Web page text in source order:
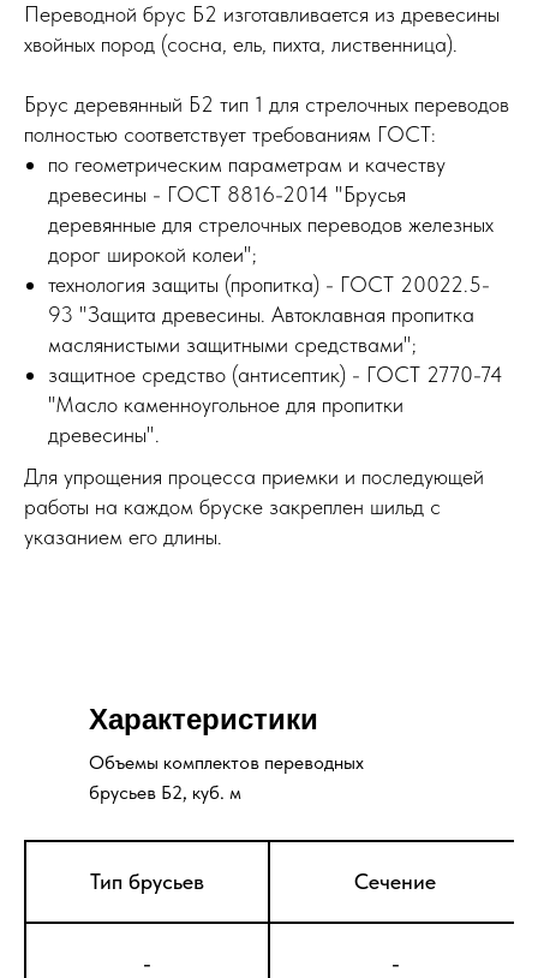
Переводной брус Б2 изготавливается из древесины
хвойных пород (сосна, ель, пихта, лиственница).
Брус деревянный Б2 тип 1 для стрелочных переводов
полностью соответствует требованиям ГОСТ:
по геометрическим параметрам и качеству
древесины - ГОСТ 8816-2014 "Брусья
деревянные для стрелочных переводов железных
дорог широкой колеи";
технология защиты (пропитка) - ГОСТ 20022.5-
93 "Защита древесины. Автоклавная пропитка
маслянистыми защитными средствами";
защитное средство (антисептик) - ГОСТ 2770-74
"Масло каменноугольное для пропитки
древесины".
Для упрощения процесса приемки и последующей
работы на каждом бруске закреплен шильд с
указанием его длины.
Характеристики
Объемы комплектов переводных
брусьев Б2, куб. м
Тип брусьев Сечение
- -